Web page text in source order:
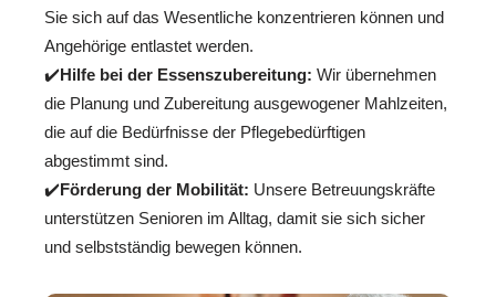
Sie sich auf das Wesentliche konzentrieren können und
Angehörige entlastet werden.
✔️Hilfe bei der Essenszubereitung: Wir übernehmen
die Planung und Zubereitung ausgewogener Mahlzeiten,
die auf die Bedürfnisse der Pflegebedürftigen
abgestimmt sind.
✔️Förderung der Mobilität: Unsere Betreuungskräfte
unterstützen Senioren im Alltag, damit sie sich sicher
und selbstständig bewegen können.